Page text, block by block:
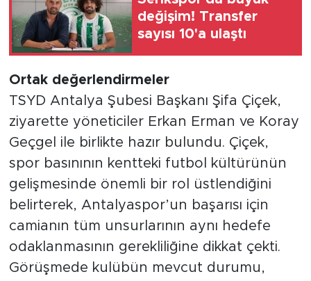
değişim! Transfer
sayısı 10'a ulaştı
Ortak değerlendirmeler
TSYD Antalya Şubesi Başkanı Şifa Çiçek,
ziyarette yöneticiler Erkan Erman ve Koray
Geçgel ile birlikte hazır bulundu. Çiçek,
spor basınının kentteki futbol kültürünün
gelişmesinde önemli bir rol üstlendiğini
belirterek, Antalyaspor’un başarısı için
camianın tüm unsurlarının aynı hedefe
odaklanmasının gerekliliğine dikkat çekti.
Görüşmede kulübün mevcut durumu,